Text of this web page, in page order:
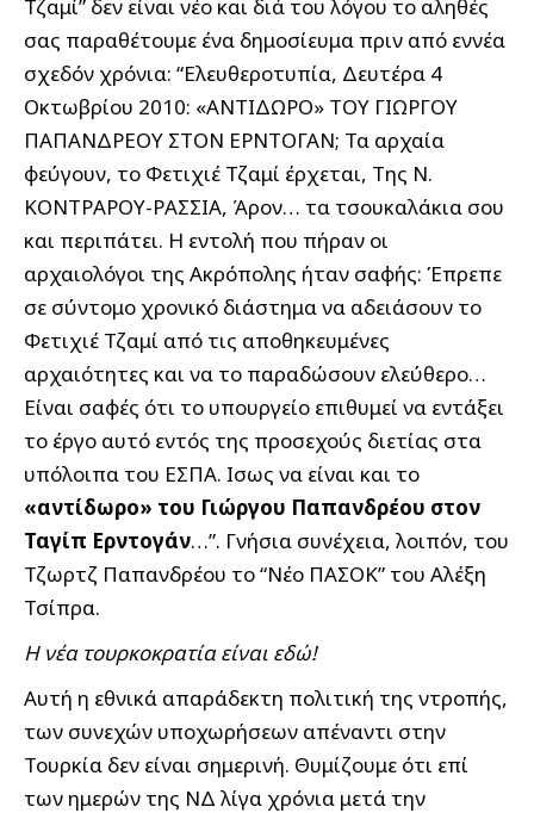
Τζαμί” δεν είναι νέο και διά του λόγου το αληθές
σας παραθέτουμε ένα δημοσίευμα πριν από εννέα
σχεδόν χρόνια: “Ελευθεροτυπία, Δευτέρα 4
Οκτωβρίου 2010: «ΑΝΤΙΔΩΡΟ» ΤΟΥ ΓΙΩΡΓΟΥ
ΠΑΠΑΝΔΡΕΟΥ ΣΤΟΝ ΕΡΝΤΟΓΑΝ; Τα αρχαία
φεύγουν, το Φετιχιέ Τζαμί έρχεται, Της Ν.
ΚΟΝΤΡΑΡΟΥ-ΡΑΣΣΙΑ, Άρον… τα τσουκαλάκια σου
και περιπάτει. Η εντολή που πήραν οι
αρχαιολόγοι της Ακρόπολης ήταν σαφής: Έπρεπε
σε σύντομο χρονικό διάστημα να αδειάσουν το
Φετιχιέ Τζαμί από τις αποθηκευμένες
αρχαιότητες και να το παραδώσουν ελεύθερο…
Είναι σαφές ότι το υπουργείο επιθυμεί να εντάξει
το έργο αυτό εντός της προσεχούς διετίας στα
υπόλοιπα του ΕΣΠΑ. Ισως να είναι και το
«αντίδωρο» του Γιώργου Παπανδρέου στον
Ταγίπ Ερντογάν…”. Γνήσια συνέχεια, λοιπόν, του
Τζωρτζ Παπανδρέου το “Νέο ΠΑΣΟΚ” του Αλέξη
Τσίπρα.
Η νέα τουρκοκρατία είναι εδώ!
Αυτή η εθνικά απαράδεκτη πολιτική της ντροπής,
των συνεχών υποχωρήσεων απέναντι στην
Τουρκία δεν είναι σημερινή. Θυμίζουμε ότι επί
των ημερών της ΝΔ λίγα χρόνια μετά την